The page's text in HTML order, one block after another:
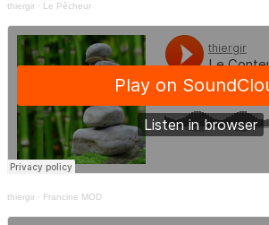
thiergir · Le Pêcheur
thiergir · Francine MOD